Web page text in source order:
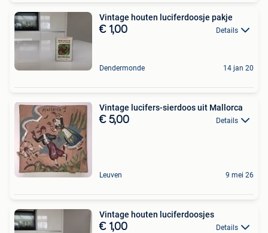
Vintage houten luciferdoosje pakje
€ 1,00 Details
Dendermonde 14 jan 20
Vintage lucifers-sierdoos uit Mallorca
€ 5,00 Details
Leuven 9 mei 26
Vintage houten luciferdoosjes
€ 1,00 Details